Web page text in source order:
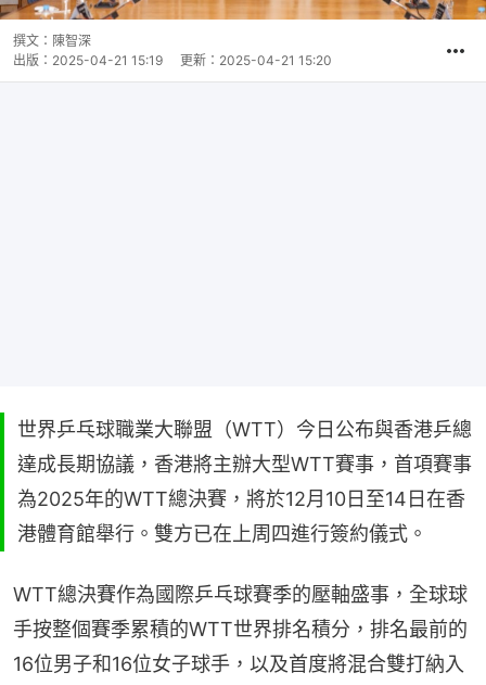
撰文： 陳智深
出版： 2025-04-21 15:19 更新： 2025-04-21 15:20
世界乒乓球職業大聯盟（WTT）今日公布與香港乒總
達成長期協議，香港將主辦大型WTT賽事，首項賽事
為2025年的WTT總決賽，將於12月10日至14日在香
港體育館舉行。雙方已在上周四進行簽約儀式。
WTT總決賽作為國際乒乓球賽季的壓軸盛事，全球球
手按整個賽季累積的WTT世界排名積分，排名最前的
16位男子和16位女子球手，以及首度將混合雙打納入